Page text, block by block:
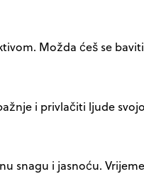
Možda ćeš se
i privlačiti ljude
snagu i jasnoću.